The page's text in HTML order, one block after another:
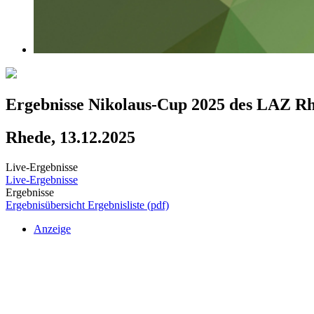
Ergebnisse Nikolaus-Cup 2025 des LAZ
Rhede, 13.12.2025
Live-Ergebnisse
Live-Ergebnisse
Ergebnisse
Ergebnisübersicht Ergebnisliste (pdf)
Anzeige